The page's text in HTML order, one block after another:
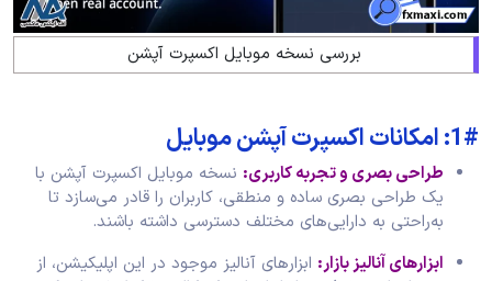
بررسی نسخه موبایل اکسپرت آپشن
1#: امکانات اکسپرت آپشن موبایل
طراحی بصری و تجربه کاربری: نسخه موبایل اکسپرت آپشن با
یک طراحی بصری ساده و منطقی، کاربران را قادر می‌سازد تا
به‌راحتی به دارایی‌های مختلف دسترسی داشته باشند.
ابزارهای آنالیز بازار: ابزارهای آنالیز موجود در این اپلیکیشن، از